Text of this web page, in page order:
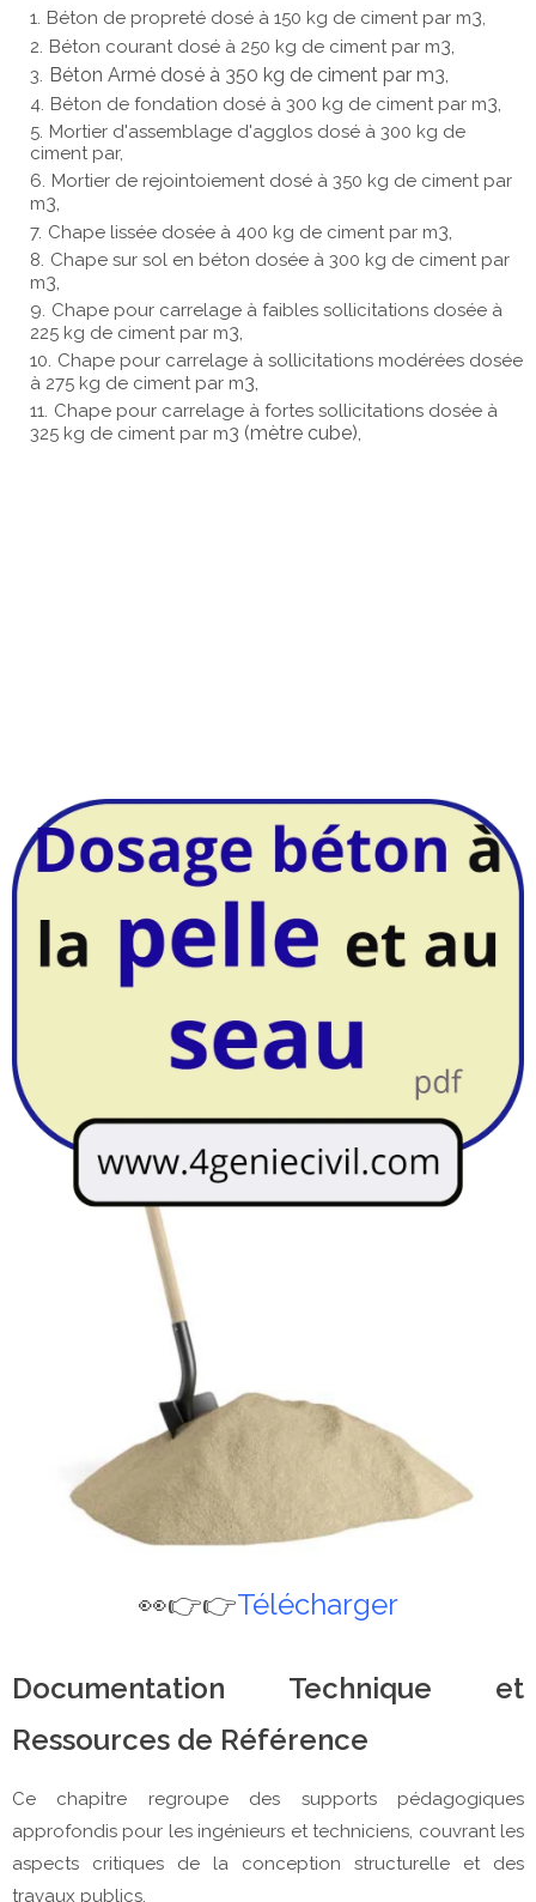
Béton de propreté dosé à 150 kg de ciment par m3,
Béton courant dosé à 250 kg de ciment par m3,
Béton Armé dosé à 350 kg de ciment par m3,
Béton de fondation dosé à 300 kg de ciment par m3,
Mortier d'assemblage d'agglos dosé à 300 kg de
ciment par,
Mortier de rejointoiement dosé à 350 kg de ciment par
m3,
Chape lissée dosée à 400 kg de ciment par m3,
Chape sur sol en béton dosée à 300 kg de ciment par
m3,
Chape pour carrelage à faibles sollicitations dosée à
225 kg de ciment par m3,
Chape pour carrelage à sollicitations modérées dosée
à 275 kg de ciment par m3,
Chape pour carrelage à fortes sollicitations dosée à
325 kg de ciment par m3 (mètre cube),
👀👉👉Télécharger
Documentation Technique et
Ressources de Référence
Ce chapitre regroupe des supports pédagogiques
approfondis pour les ingénieurs et techniciens, couvrant les
aspects critiques de la conception structurelle et des
travaux publics.